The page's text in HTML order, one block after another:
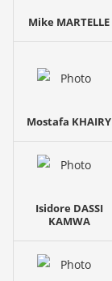
Mike MARTELLE
Mostafa KHAIRY
Isidore DASSI
KAMWA